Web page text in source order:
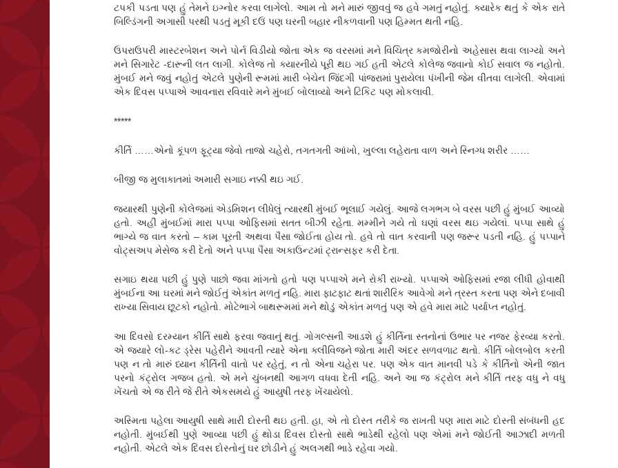
ટપકી પડતા પણ હું તેમને ઇગ્નોર કરવા લાગેલો. આમ તો મને મારું જીવવું જ હવે ગમતું નહોતું. ક્યારેક થતું કે એક રાતે
બિલ્ડિંગની અગાસી પરથી પડતું મૂકી દઉં પણ ઘરની બહાર નીકળવાની પણ હિમ્મત થતી નહિ.
ઉપરાઉપરી માસ્ટરબેશન અને પોર્ન વિડીયો જોતા એક જ વરસમાં મને વિચિત્ર કમજોરીનો અહેસાસ થવા લાગ્યો અને
મને સિગારેટ -દારૂની લત લાગી. કોલેજ તો ક્યારનીયે પૂરી થઇ ગઈ હતી એટલે કોલેજ જવાનો કોઈ સવાલ જ નહોતો.
મુંબઈ મને જવું નહોતું એટલે પુણેની રૂમમાં મારી બેચેન જિંદગી પાંજરામાં પુરાયેલા પંખીની જેમ વીતવા લાગેલી. એવામાં
એક દિવસ પપ્પાએ આવનારા રવિવારે મને મુંબઈ બોલાવ્યો અને ટિકિટ પણ મોકલાવી.
*****
કીર્તિ ……એનો કૂંપળ ફૂટ્યા જેવો તાજો ચહેરો, તગતગતી આંખો, ખુલ્લા લહેરાતા વાળ અને સ્નિગ્ધ શરીર ……
બીજી જ મુલાકાતમાં અમારી સગાઇ નક્કી થઇ ગઈ.
જ્યારથી પુણેની કોલેજમાં એડમિશન લીધેલું ત્યારથી મુંબઈ ભૂલાઈ ગયેલું. આજે લગભગ બે વરસ પછી હું મુંબઈ આવ્યો
હતો. અહીં મુંબઈમાં મારા પપ્પા ઓફિસમાં સતત બીઝી રહેતા. મમ્મીને ગયે તો ઘણાં વરસ થઇ ગયેલાં. પપ્પા સાથે હું
ભાગ્યે જ વાત કરતો – કામ પૂરતી અથવા પૈસા જોઈતા હોય તો. હવે તો વાત કરવાની પણ જરૂર પડતી નહિ. હું પપ્પાને
વોટ્સઅપ મેસેજ કરી દેતો અને પપ્પા પૈસા અકાઉન્ટમાં ટ્રાન્સફર કરી દેતા.
સગાઇ થયા પછી હું પુણે પાછો જવા માંગતો હતો પણ પપ્પાએ મને રોકી રાખ્યો. પપ્પાએ ઓફિસમાં રજા લીધી હોવાથી
મુંબઈના આ ઘરમાં મને જોઈતું એકાંત મળતું નહિ. મારા ફાટફાટ થતાં શારીરિક આવેગો મને ત્રસ્ત કરતા પણ એને દબાવી
રાખ્યા સિવાય છૂટકો નહોતો. મોટેભાગે બાથરૂમમાં મને થોડું એકાંત મળતું પણ એ હવે મારા માટે પર્યાપ્ત નહોતું.
આ દિવસો દરમ્યાન કીર્તિ સાથે ફરવા જવાનું થતું. ગોગલ્સની આડશે હું કીર્તિના સ્તનોનાં ઉભાર પર નજર ફેરવ્યા કરતો.
એ જયારે લો-કટ ડ્રેસ પહેરીને આવતી ત્યારે એના ક્લીવિજને જોતા મારી અંદર સળવળાટ થતો. કીર્તિ બોલબોલ કરતી
પણ ન તો મારું ધ્યાન કીર્તિની વાતો પર રહેતું, ન તો એના ચહેરા પર. પણ એક વાત માનવી પડે કે કીર્તિનો એની જાત
પરનો કંટ્રોલ ગજબ હતો. એ મને ચુંબનથી આગળ વધવા દેતી નહિ. અને આ જ કંટ્રોલ મને કીર્તિ તરફ વધુ ને વધુ
ખેંચતો એ જ રીતે જે રીતે એકસમયે હું આયુષી તરફ ખેંચાયેલો.
અસ્મિતા પહેલા આયુષી સાથે મારી દોસ્તી થઇ હતી. હા, એ તો દોસ્ત તરીકે જ રાખતી પણ મારા માટે દોસ્તી સંબંધની હદ
નહોતી. મુંબઈથી પુણે આવ્યા પછી હું થોડા દિવસ દોસ્તો સાથે ભાડેથી રહેલો પણ એમાં મને જોઈતી આઝાદી મળતી
નહોતી. એટલે એક દિવસ દોસ્તોનું ઘર છોડીને હું અલગથી ભાડે રહેવા ગયો.